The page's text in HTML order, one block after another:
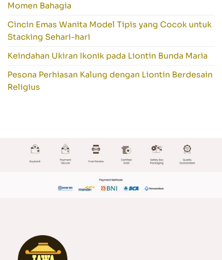
Momen Bahagia
Cincin Emas Wanita Model Tipis yang Cocok untuk
Stacking Sehari-hari
Keindahan Ukiran Ikonik pada Liontin Bunda Maria
Pesona Perhiasan Kalung dengan Liontin Berdesain
Religius